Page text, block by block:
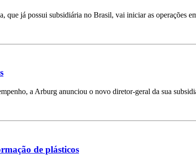
que já possui subsidiária no Brasil, vai iniciar as operações
a Arburg anunciou o novo diretor-geral da sua
de plásticos